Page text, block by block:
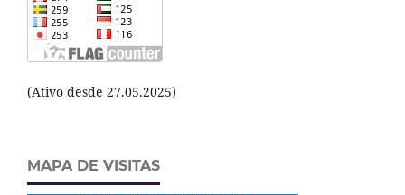
(Ativo desde 27.05.2025)
MAPA DE VISITAS